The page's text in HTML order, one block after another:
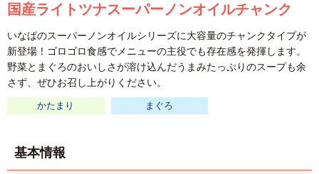
国産ライトツナスーパーノンオイルチャンク
いなばのスーパーノンオイルシリーズに大容量のチャンクタイプが
新登場！ゴロゴロ食感でメニューの主役でも存在感を発揮します。
野菜とまぐろのおいしさが溶け込んだうまみたっぷりのスープも余
さず、ぜひお召し上がりください。
かたまり まぐろ
基本情報